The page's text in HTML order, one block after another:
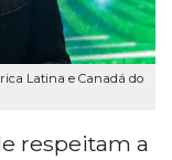
Latina e Canadá do
respeitam a